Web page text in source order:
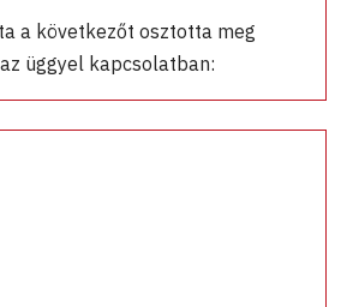
a következőt osztotta meg
üggyel kapcsolatban: